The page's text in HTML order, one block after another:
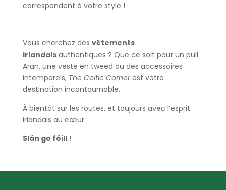
correspondent à votre style !
Vous cherchez des vêtements
irlandaisauthentiques ? Que ce soit pour un pull
Aran, une veste en tweed ou des accessoires
intemporels, The Celtic Cornerest votre
destination incontournable.
À bientôt sur les routes, et toujours avec l’esprit
irlandais au cœur.
Slán go fóill !